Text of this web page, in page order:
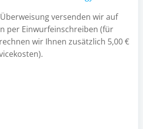
versenden wir auf
per Einwurfeinschreiben (für
wir Ihnen zusätzlich 5,00 €